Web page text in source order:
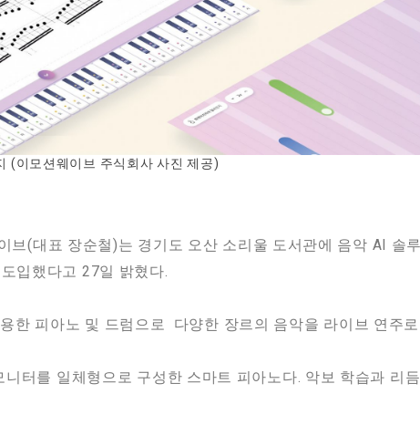
(이모션웨이브 주식회사 사진 제공)
브(대표 장순철)는 경기도 오산 소리울 도서관에 음악 AI 솔
입했다고 27일 밝혔다.
한 피아노 및 드럼으로 다양한 장르의 음악을 라이브 연주로
터를 일체형으로 구성한 스마트 피아노다. 악보 학습과 리